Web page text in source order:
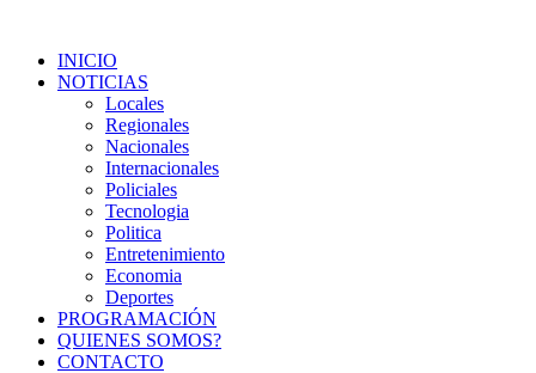
INICIO
NOTICIAS
Locales
Regionales
Nacionales
Internacionales
Policiales
Tecnologia
Politica
Entretenimiento
Economia
Deportes
PROGRAMACIÓN
QUIENES SOMOS?
CONTACTO